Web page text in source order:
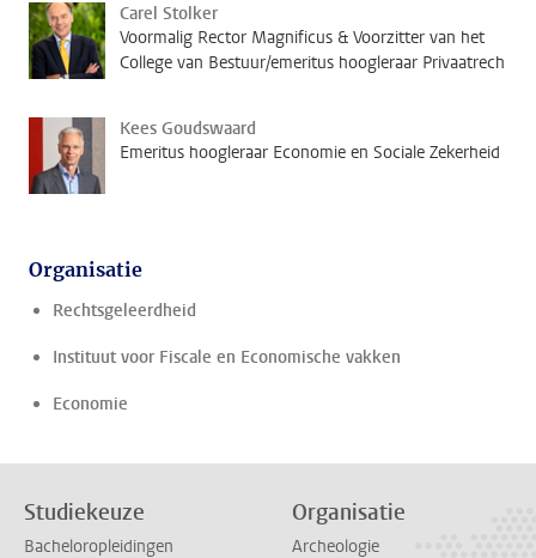
Carel Stolker
Voormalig Rector Magnificus & Voorzitter van het
College van Bestuur/emeritus hoogleraar Privaatrech
Kees Goudswaard
Emeritus hoogleraar Economie en Sociale Zekerheid
Organisatie
Rechtsgeleerdheid
Instituut voor Fiscale en Economische vakken
Economie
Studiekeuze
Bacheloropleidingen
Organisatie
Archeologie